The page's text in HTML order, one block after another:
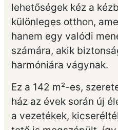
lehetőségek kéz a
különleges otthon,
hanem egy valódi
számára, akik
harmóniára vágynak.
Ez a 142 m²-es,
ház az évek során új
a vezetékek,